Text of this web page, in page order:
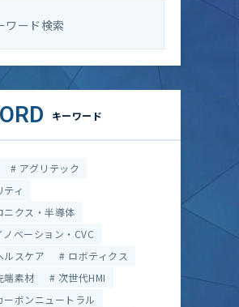
キーワード
アグリテック
ティ
ニクス・半導体
ノベーション・CVC
ルスケア
ロボティクス
端素材
次世代HMI
ーボンニュートラル